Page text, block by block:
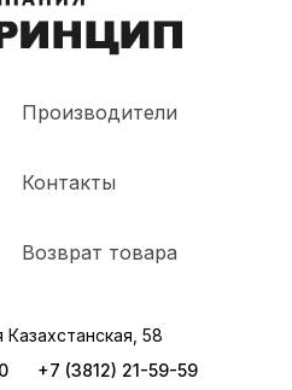
Производители
Контакты
Возврат товара
Казахстанская, 58
+7 (3812) 21-59-59